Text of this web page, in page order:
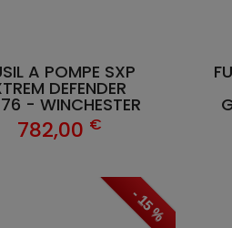
A POMPE SXP
DEFENDER
- WINCHESTER
782,00 €
- 15 %